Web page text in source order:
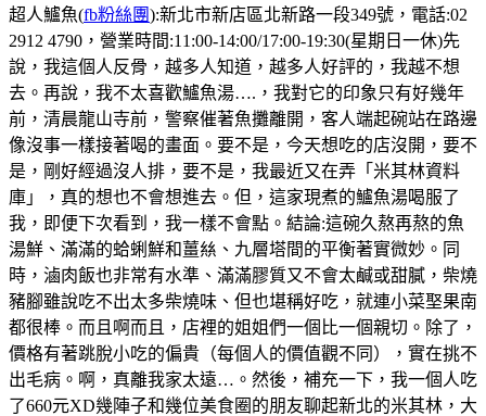
超人鱸魚(fb粉絲團):新北市新店區北新路一段349號，電話:02
2912 4790，營業時間:11:00-14:00/17:00-19:30(星期日一休)先
說，我這個人反骨，越多人知道，越多人好評的，我越不想
去。再說，我不太喜歡鱸魚湯….，我對它的印象只有好幾年
前，清晨龍山寺前，警察催著魚攤離開，客人端起碗站在路邊
像沒事一樣接著喝的畫面。要不是，今天想吃的店沒開，要不
是，剛好經過沒人排，要不是，我最近又在弄「米其林資料
庫」，真的想也不會想進去。但，這家現煮的鱸魚湯喝服了
我，即便下次看到，我一樣不會點。結論:這碗久熬再熬的魚
湯鮮、滿滿的蛤蜊鮮和薑𢇃、九層塔間的平衡著實微妙。同
時，滷肉飯也非常有水準、滿滿膠質又不會太鹹或甜膩，柴燒
豬腳雖說吃不出太多柴燒味、但也堪稱好吃，就連小菜埾果南
都很棒。而且啊而且，店裡的姐姐們一個比一個親切。除了，
價格有著跳脫小吃的偏貴（每個人的價值觀不同），實在挑不
出毛病。啊，真離我家太遠…。然後，補充一下，我一個人吃
了660元XD幾陣子和幾位美食圈的朋友聊起新北的米其林，大